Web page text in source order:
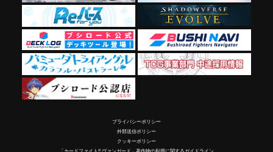
プライバシーポリシー
外部送信ポリシー
クッキーポリシー